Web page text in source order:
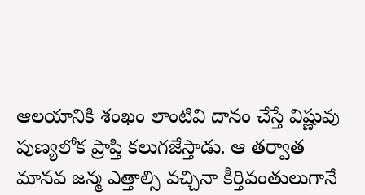
ఆలయానికి శంఖం లాంటివి దానం చేస్తే విష్ణువు
పుణ్యలోక ప్రాప్తి కలుగజేస్తాడు. ఆ తర్వాత
మానవ జన్మ ఎత్తాల్సి వచ్చినా కీర్తివంతులుగానే